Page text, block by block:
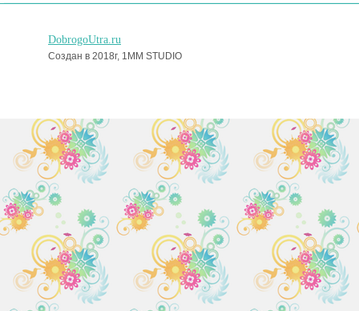
DobrogoUtra.ru
Создан в 2018г, 1MM STUDIO